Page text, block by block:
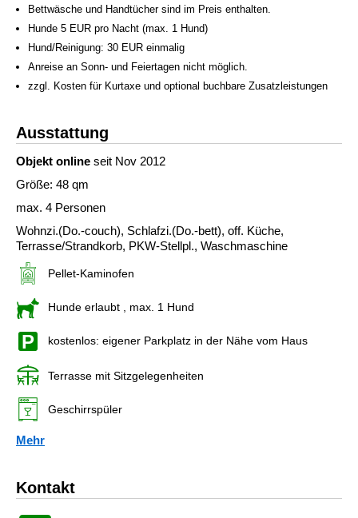
Bettwäsche und Handtücher sind im Preis enthalten.
Hunde 5 EUR pro Nacht (max. 1 Hund)
Hund/Reinigung: 30 EUR einmalig
Anreise an Sonn- und Feiertagen nicht möglich.
zzgl. Kosten für Kurtaxe und optional buchbare Zusatzleistungen
Ausstattung
Objekt online seit Nov 2012
Größe: 48 qm
max. 4 Personen
Wohnzi.(Do.-couch), Schlafzi.(Do.-bett), off. Küche,
Terrasse/Strandkorb, PKW-Stellpl., Waschmaschine
Pellet-Kaminofen
Hunde erlaubt , max. 1 Hund
kostenlos: eigener Parkplatz in der Nähe vom Haus
Terrasse mit Sitzgelegenheiten
Geschirrspüler
Mehr
Kontakt